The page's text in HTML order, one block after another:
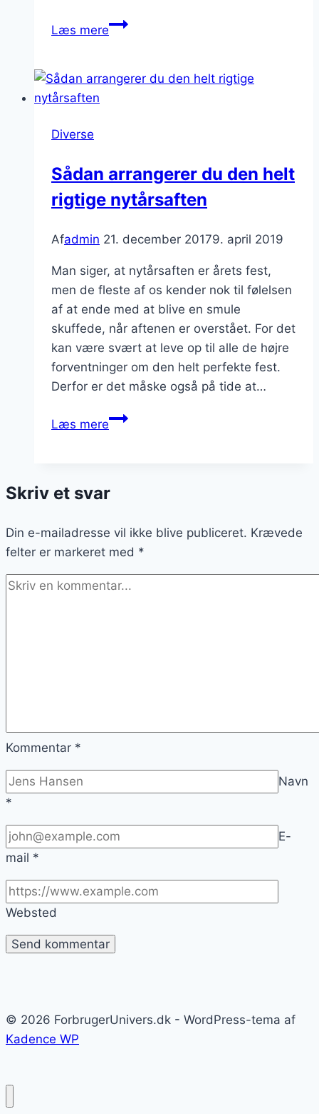
Læs mere4
vin
Diverse
Sådan arrangerer du den helt
rigtige nytårsaften
Afadmin 21. december 20179. april 2019
Man siger, at nytårsaften er årets fest,
men de fleste af os kender nok til følelsen
af at ende med at blive en smule
skuffede, når aftenen er overstået. For det
kan være svært at leve op til alle de højre
forventninger om den helt perfekte fest.
Derfor er det måske også på tide at…
Læs mereSådan
helt
nytårsaften
Skriv et svar
Din e-mailadresse vil ikke blive publiceret. Krævede
felter er markeret med *
Kommentar *
Navn
*
E-
mail *
Websted
© 2026 ForbrugerUnivers.dk - WordPress-tema af
Kadence WP